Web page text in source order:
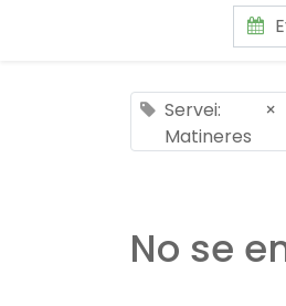
Servei:
Matineres
×
No se